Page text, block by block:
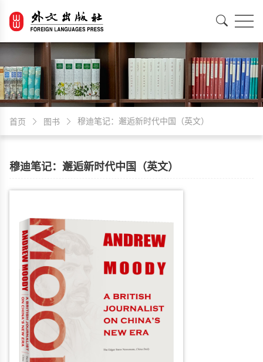
首页 图书 穆迪笔记：邂逅新时代中国（英文）
穆迪笔记：邂逅新时代中国（英文）